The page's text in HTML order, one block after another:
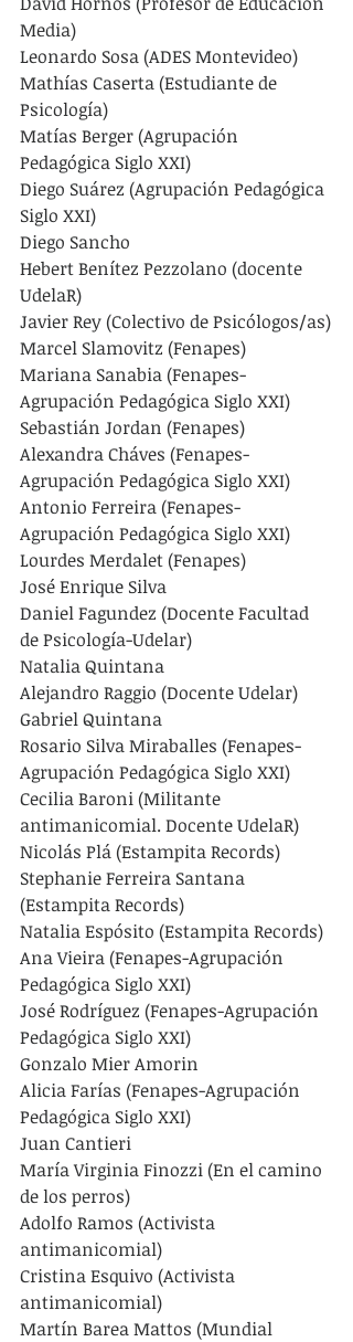
Media)
Leonardo Sosa (ADES Montevideo)
Mathías Caserta (Estudiante de
Psicología)
Matías Berger (Agrupación
Pedagógica Siglo XXI)
Diego Suárez (Agrupación Pedagógica
Siglo XXI)
Diego Sancho
Hebert Benítez Pezzolano (docente
UdelaR)
Javier Rey (Colectivo de Psicólogos/as)
Marcel Slamovitz (Fenapes)
Mariana Sanabia (Fenapes-
Agrupación Pedagógica Siglo XXI)
Sebastián Jordan (Fenapes)
Alexandra Cháves (Fenapes-
Agrupación Pedagógica Siglo XXI)
Antonio Ferreira (Fenapes-
Agrupación Pedagógica Siglo XXI)
Lourdes Merdalet (Fenapes)
José Enrique Silva
Daniel Fagundez (Docente Facultad
de Psicología-Udelar)
Natalia Quintana
Alejandro Raggio (Docente Udelar)
Gabriel Quintana
Rosario Silva Miraballes (Fenapes-
Agrupación Pedagógica Siglo XXI)
Cecilia Baroni (Militante
antimanicomial. Docente UdelaR)
Nicolás Plá (Estampita Records)
Stephanie Ferreira Santana
(Estampita Records)
Natalia Espósito (Estampita Records)
Ana Vieira (Fenapes-Agrupación
Pedagógica Siglo XXI)
José Rodríguez (Fenapes-Agrupación
Pedagógica Siglo XXI)
Gonzalo Mier Amorin
Alicia Farías (Fenapes-Agrupación
Pedagógica Siglo XXI)
Juan Cantieri
María Virginia Finozzi (En el camino
de los perros)
Adolfo Ramos (Activista
antimanicomial)
Cristina Esquivo (Activista
antimanicomial)
Martín Barea Mattos (Mundial